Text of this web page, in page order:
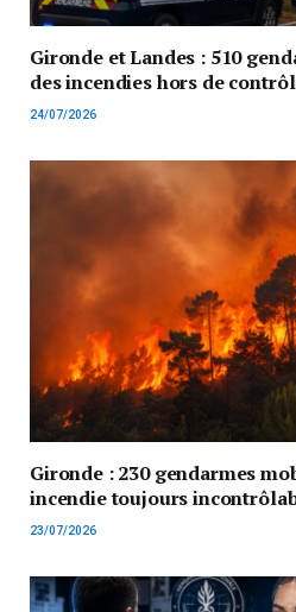
Gironde et Landes : 510
des incendies hors de
24/07/2026
Gironde : 230 gendarmes
incendie toujours
23/07/2026